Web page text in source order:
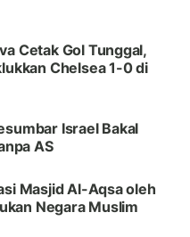
Cetak Gol Tunggal,
Chelsea 1-0 di
Israel Bakal
AS
Masjid Al-Aqsa oleh
Negara Muslim